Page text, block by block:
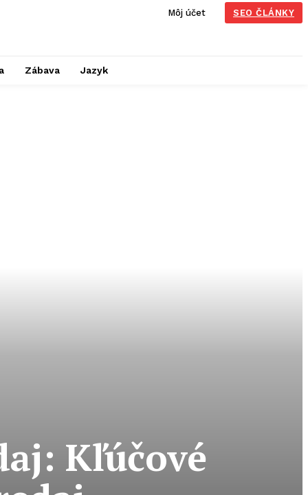
Môj účet SEO ČLÁNKY
Zábava Jazyk
Kľúčové